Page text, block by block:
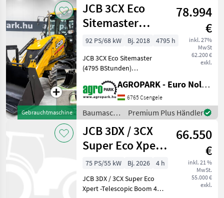
Kategorie 2 Land Filter
AKTUELLER
PFAD
Jcb 3cx
Super
KATEGORIE
WÄHLEN
Bautechnik
4
Händlerangebote Kleinanzeigen
Zurücksetzen
4
anzeigen
Gebrauchtmaschine
JCB 3CX Eco
Sitemaster
backhoe loader,
92 hp, air co
78.994
€
inkl. 27%
MwSt
62.200 €
exkl.
92 PS/68 kW Bj. 2018
4795 h
JCB 3CX Eco Sitemaster
(4795 BStunden)
km/h, Klimaanlage,
Allradantrieb, SRS, 4
Schaufeln + Gabeln,
hydraulischer
Abbruchhammer Baujahr:
AGROPARK - Euro Noliker Kft.
6765 Csengele
Baumaschinen
/ JCB
Premium Plus Händler
JCB 3DX / 3CX
Super Eco Xpert
- Tele Boom 4/1
bucket
66.550
€
inkl. 21 %
MwSt.
55.000 €
exkl.
75 PS/55 kW Bj. 2026
4 h
JCB 3DX / 3CX Super Eco
Xpert -Telescopic Boom 4/1